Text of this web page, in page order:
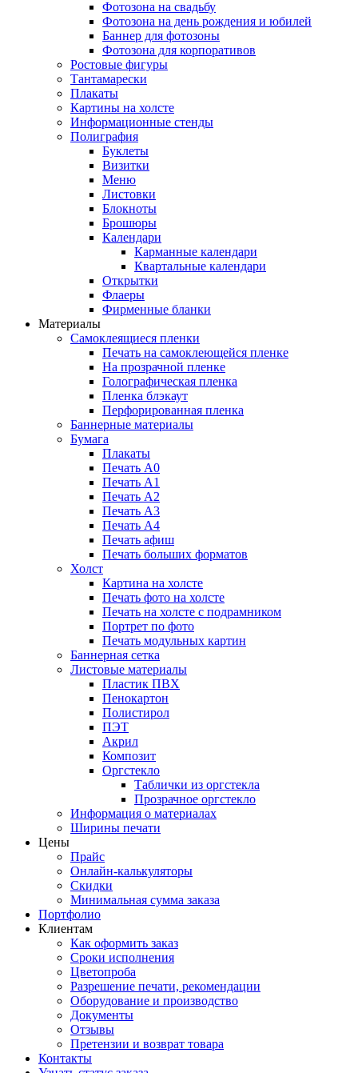
Фотозона на свадьбу
Фотозона на день рождения и юбилей
Баннер для фотозоны
Фотозона для корпоративов
Ростовые фигуры
Тантамарески
Плакаты
Картины на холсте
Информационные стенды
Полиграфия
Буклеты
Визитки
Меню
Листовки
Блокноты
Брошюры
Календари
Карманные календари
Квартальные календари
Открытки
Флаеры
Фирменные бланки
Материалы
Самоклеящиеся пленки
Печать на самоклеющейся пленке
На прозрачной пленке
Голографическая пленка
Пленка блэкаут
Перфорированная пленка
Баннерные материалы
Бумага
Плакаты
Печать А0
Печать А1
Печать А2
Печать А3
Печать А4
Печать афиш
Печать больших форматов
Холст
Картина на холсте
Печать фото на холсте
Печать на холсте с подрамником
Портрет по фото
Печать модульных картин
Баннерная сетка
Листовые материалы
Пластик ПВХ
Пенокартон
Полистирол
ПЭТ
Акрил
Композит
Оргстекло
Таблички из оргстекла
Прозрачное оргстекло
Информация о материалах
Ширины печати
Цены
Прайс
Онлайн-калькуляторы
Скидки
Минимальная сумма заказа
Портфолио
Клиентам
Как оформить заказ
Сроки исполнения
Цветопроба
Разрешение печати, рекомендации
Оборудование и производство
Документы
Отзывы
Претензии и возврат товара
Контакты